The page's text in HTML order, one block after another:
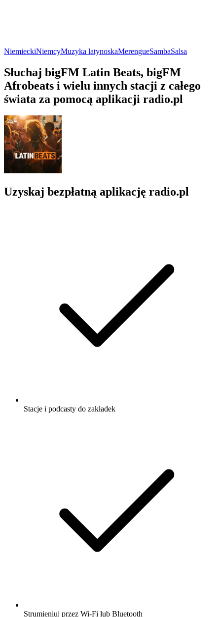
NiemieckiNiemcyMuzyka latynoskaMerengueSambaSalsa
Słuchaj bigFM Latin Beats, bigFM
Afrobeats i wielu innych stacji z całego
świata za pomocą aplikacji radio.pl
Uzyskaj bezpłatną aplikację radio.pl
Stacje i podcasty do zakładek
Strumieniuj przez Wi-Fi lub Bluetooth